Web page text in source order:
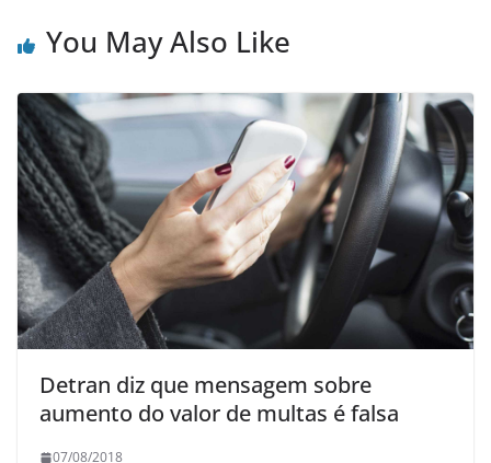
You May Also Like
Detran diz que mensagem sobre
aumento do valor de multas é falsa
07/08/2018